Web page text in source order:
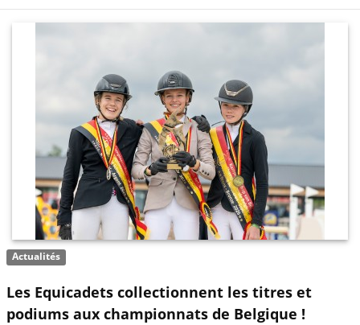
Actualités
Les Equicadets collectionnent les titres et
podiums aux championnats de Belgique !